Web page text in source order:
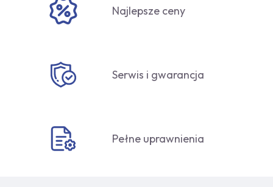
Najlepsze ceny
Serwis i gwarancja
Pełne uprawnienia